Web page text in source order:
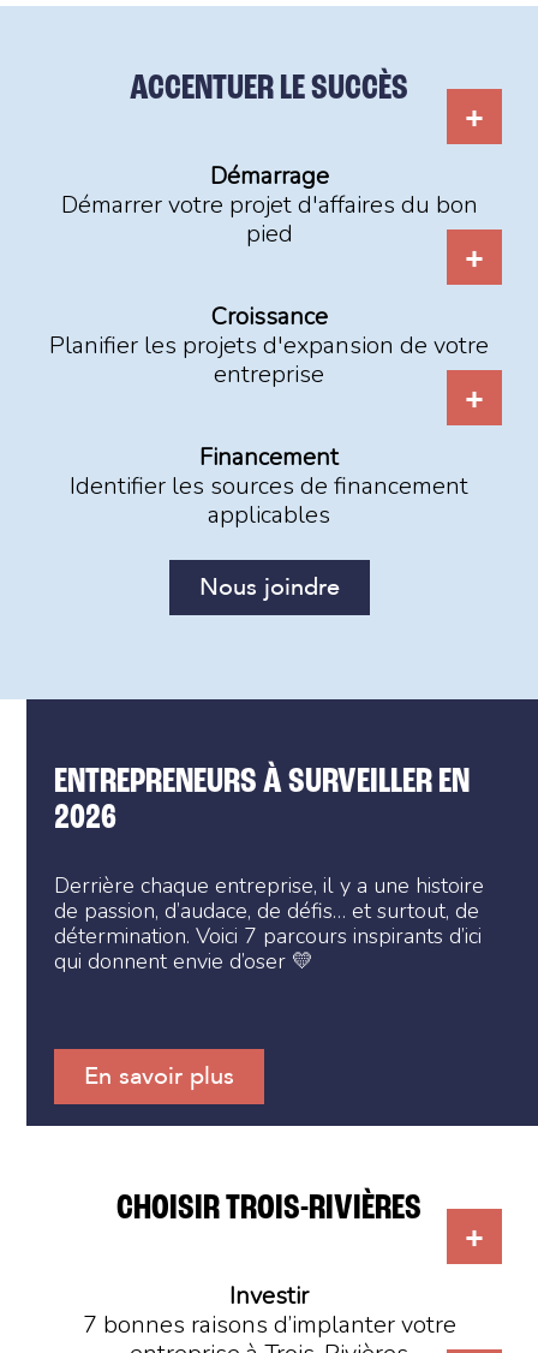
ACCENTUER LE SUCCÈS
Démarrage
Démarrer votre projet d'affaires du bon
pied
Croissance
Planifier les projets d'expansion de votre
entreprise
Financement
Identifier les sources de financement
applicables
Nous joindre
ENTREPRENEURS À SURVEILLER EN
2026
Derrière chaque entreprise, il y a une histoire
de passion, d’audace, de défis… et surtout, de
détermination. Voici 7 parcours inspirants d’ici
qui donnent envie d’oser 💛
En savoir plus
CHOISIR TROIS-RIVIÈRES
Investir
7 bonnes raisons d’implanter votre